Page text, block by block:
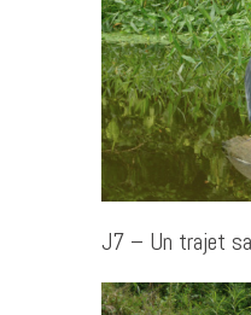
J7 – Un trajet